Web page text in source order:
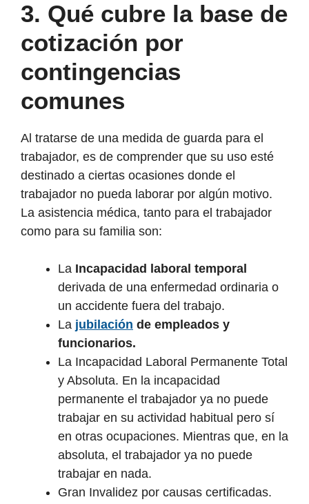
3. Qué cubre la base de
cotización por
contingencias
comunes
Al tratarse de una medida de guarda para el
trabajador, es de comprender que su uso esté
destinado a ciertas ocasiones donde el
trabajador no pueda laborar por algún motivo.
La asistencia médica, tanto para el trabajador
como para su familia son:
La Incapacidad laboral temporal
derivada de una enfermedad ordinaria o
un accidente fuera del trabajo.
La jubilación de empleados y
funcionarios.
La Incapacidad Laboral Permanente Total
y Absoluta. En la incapacidad
permanente el trabajador ya no puede
trabajar en su actividad habitual pero sí
en otras ocupaciones. Mientras que, en la
absoluta, el trabajador ya no puede
trabajar en nada.
Gran Invalidez por causas certificadas.